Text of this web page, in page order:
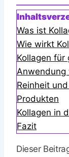
Was ist
Wie wirkt
Kollagen für
Anwendung
Reinheit
Produkten
Kollagen in
Fazit
Dieser